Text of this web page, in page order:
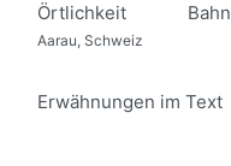
Örtlichkeit
Aarau, Schweiz
Erwähnungen im Text